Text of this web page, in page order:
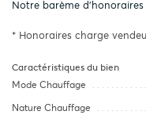
Notre barème d'honoraires
* Honoraires charge
Caractéristiques du bien
Mode Chauffage
Nature Chauffage